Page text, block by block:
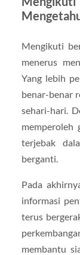
Mengikuti
menerus
Yang lebih
benar-benar
sehari-hari.
memperoleh
terjebak
berganti.
Pada
informasi
terus
membantu